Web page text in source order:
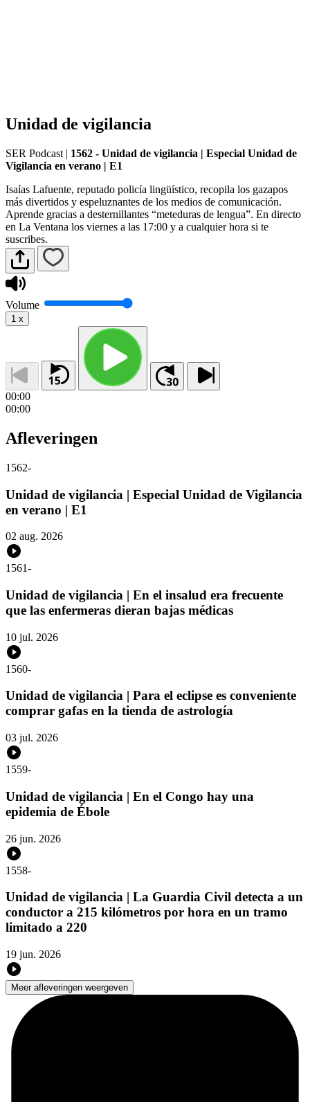
Unidad de vigilancia
SER Podcast | 1562 - Unidad de vigilancia | Especial Unidad de
Vigilancia en verano | E1
Isaías Lafuente, reputado policía lingüístico, recopila los gazapos
más divertidos y espeluznantes de los medios de comunicación.
Aprende gracias a desternillantes “meteduras de lengua”. En directo
en La Ventana los viernes a las 17:00 y a cualquier hora si te
suscribes.
Volume
1 x
00:00
00:00
Afleveringen
1562-
Unidad de vigilancia | Especial Unidad de Vigilancia
en verano | E1
02 aug. 2026
1561-
Unidad de vigilancia | En el insalud era frecuente
que las enfermeras dieran bajas médicas
10 jul. 2026
1560-
Unidad de vigilancia | Para el eclipse es conveniente
comprar gafas en la tienda de astrología
03 jul. 2026
1559-
Unidad de vigilancia | En el Congo hay una
epidemia de Ébole
26 jun. 2026
1558-
Unidad de vigilancia | La Guardia Civil detecta a un
conductor a 215 kilómetros por hora en un tramo
limitado a 220
19 jun. 2026
Meer afleveringen weergeven